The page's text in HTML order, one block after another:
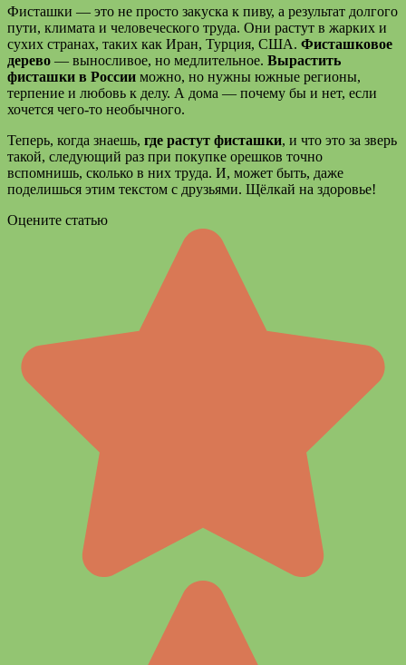
Фисташки — это не просто закуска к пиву, а результат долгого
пути, климата и человеческого труда. Они растут в жарких и
сухих странах, таких как Иран, Турция, США. Фисташковое
дерево — выносливое, но медлительное. Вырастить
фисташки в России можно, но нужны южные регионы,
терпение и любовь к делу. А дома — почему бы и нет, если
хочется чего-то необычного.
Теперь, когда знаешь, где растут фисташки, и что это за зверь
такой, следующий раз при покупке орешков точно
вспомнишь, сколько в них труда. И, может быть, даже
поделишься этим текстом с друзьями. Щёлкай на здоровье!
Оцените статью